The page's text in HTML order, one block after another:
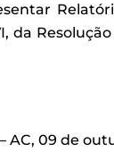
Resolução
AC, 09 de